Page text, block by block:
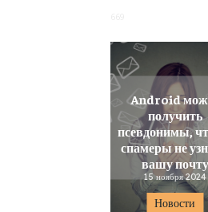
Новости
Android
получить
псевдонимы,
спамеры не
вашу почту
15 ноября 2024